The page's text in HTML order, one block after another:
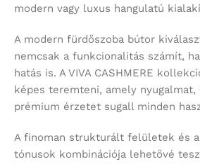
modern vagy luxus hangulatú
A modern fürdőszoba bútor
nemcsak a funkcionalitás számít,
hatás is. A VIVA CASHMERE
képes teremteni, amely nyugalmat,
prémium érzetet sugall minden
A finoman strukturált felületek és
tónusok kombinációja lehetővé